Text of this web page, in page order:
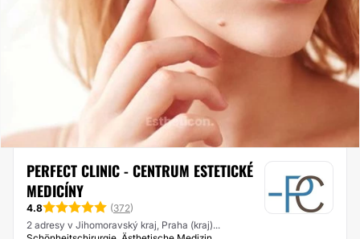
PERFECT CLINIC - CENTRUM ESTETICKÉ
MEDICÍNY
4.8 (372)
2 adresy v Jihomoravský kraj, Praha (kraj)...